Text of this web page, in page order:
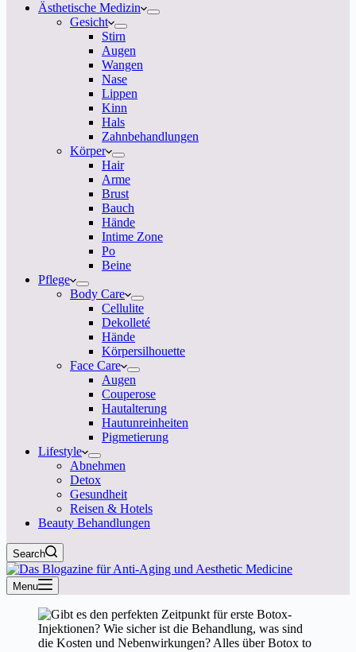
Ästhetische Medizin
Gesicht
Stirn
Augen
Wangen
Nase
Lippen
Kinn
Hals
Zahnbehandlungen
Körper
Hair
Arme
Brust
Bauch
Hände
Intime Zone
Po
Beine
Pflege
Body Care
Cellulite
Dekolleté
Hände
Körpersilhouette
Face Care
Augen
Couperose
Hautalterung
Hautunreinheiten
Pigmetierung
Lifestyle
Abnehmen
Detox
Gesundheit
Reisen & Hotels
Beauty Behandlungen
Search
Menu